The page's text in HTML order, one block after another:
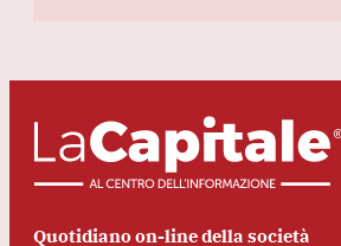
Quotidiano on-line della società